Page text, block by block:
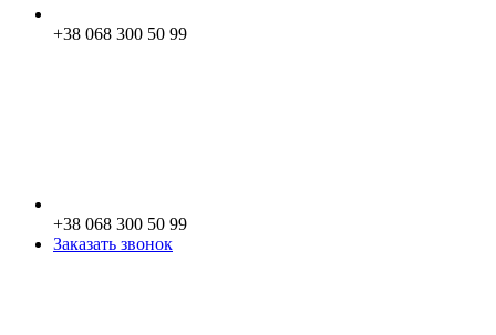
+38 068 300 50 99
+38 068 300 50 99
Заказать звонок